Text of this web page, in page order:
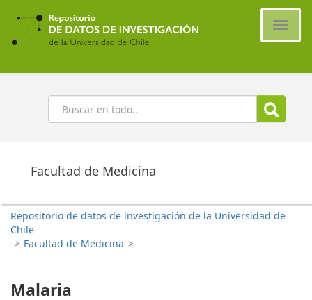
Ir
contenido
principal
Buscar
Facultad de Medicina
Repositorio de datos de investigación de la Universidad de
Chile
> Facultad de Medicina >
Malaria